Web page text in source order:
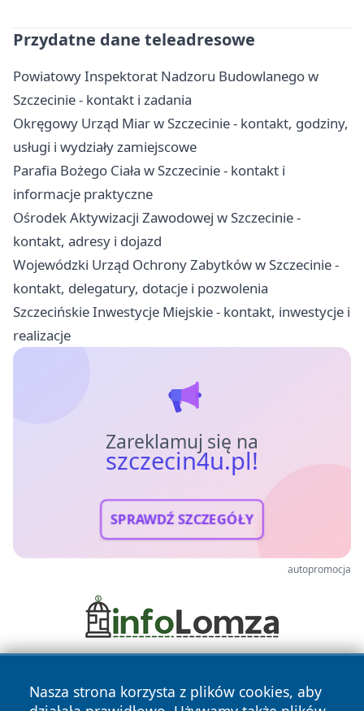
Przydatne dane teleadresowe
Powiatowy Inspektorat Nadzoru Budowlanego w
Szczecinie - kontakt i zadania
Okręgowy Urząd Miar w Szczecinie - kontakt, godziny,
usługi i wydziały zamiejscowe
Parafia Bożego Ciała w Szczecinie - kontakt i
informacje praktyczne
Ośrodek Aktywizacji Zawodowej w Szczecinie -
kontakt, adresy i dojazd
Wojewódzki Urząd Ochrony Zabytków w Szczecinie -
kontakt, delegatury, dotacje i pozwolenia
Szczecińskie Inwestycje Miejskie - kontakt, inwestycje i
realizacje
Zareklamuj się na
szczecin4u.pl!
SPRAWDŹ SZCZEGÓŁY
autopromocja
Nasza strona korzysta z plików cookies, aby